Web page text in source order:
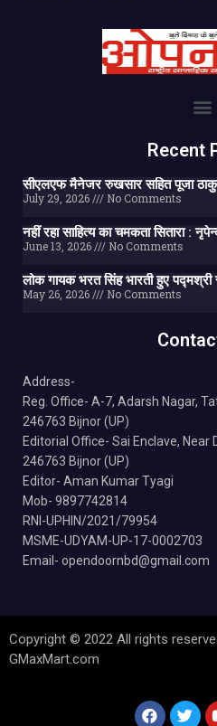
Recent
सीएलएफ मैनेजर रुखसार सहित पूजा
July 29, 2026 No Comments
नहीं रहा साहित्य का चमकता सितारा :
June 13, 2026 No Comments
लोक गायक भरत सिंह भारती हुए पद्मश्री
May 26, 2026 No Comments
Address-
Reg. Office- A-7, Adarsh Nagar,
246763 Bijnor (UP)
Editorial Office- Sai Enclave, Near
246763 Bijnor (UP)
Editor- Aman Kumar Tyagi
Mob- 9897742814
RNI-UPHIN/2021/79954
MSME-UDYAM-UP-17-0002703
Email- opendoornbd@gmail.com
Copyright © 2022 All rights
GMaxMart.com